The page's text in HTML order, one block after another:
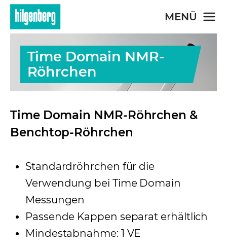
Skip to main content MENÜ
Time Domain NMR-
Röhrchen
Time Domain NMR-Röhrchen &
Benchtop-Röhrchen
Standardröhrchen für die
Verwendung bei Time Domain
Messungen
Passende Kappen separat erhältlich
Mindestabnahme: 1 VE